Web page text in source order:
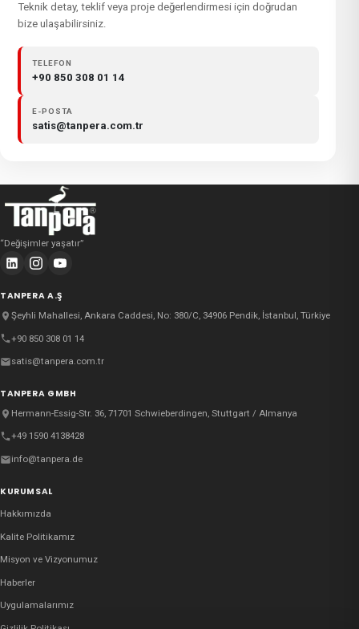
Teknik detay, teklif veya proje değerlendirmesi için doğrudan
bize ulaşabilirsiniz.
TELEFON
+90 850 308 01 14
E-POSTA
satis@tanpera.com.tr
“Değişimler yaşatır”
TANPERA A.Ş
Şeyhli Mahallesi, Ankara Caddesi, No: 380/C, 34906 Pendik, İstanbul, Türkiye
+90 850 308 01 14
satis@tanpera.com.tr
TANPERA GMBH
Hermann-Essig-Str. 36, 71701 Schwieberdingen, Stuttgart / Almanya
+49 1590 4138428
info@tanpera.de
KURUMSAL
Hakkımızda
Kalite Politikamız
Misyon ve Vizyonumuz
Haberler
Uygulamalarımız